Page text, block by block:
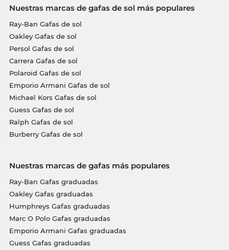
Nuestras marcas de gafas de sol más populares
Ray-Ban Gafas de sol
Oakley Gafas de sol
Persol Gafas de sol
Carrera Gafas de sol
Polaroid Gafas de sol
Emporio Armani Gafas de sol
Michael Kors Gafas de sol
Guess Gafas de sol
Ralph Gafas de sol
Burberry Gafas de sol
Nuestras marcas de gafas más populares
Ray-Ban Gafas graduadas
Oakley Gafas graduadas
Humphreys Gafas graduadas
Marc O Polo Gafas graduadas
Emporio Armani Gafas graduadas
Guess Gafas graduadas